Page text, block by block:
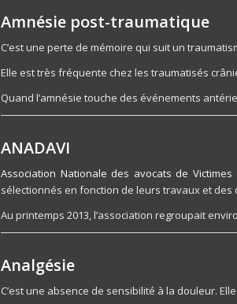
Amnésie post-traumatique
C’est une perte de mémoire qui suit un
Elle est très fréquente chez les traumatisés
Quand l’amnésie touche des événements
ANADAVI
Association Nationale des avocats de Victimes
sélectionnés en fonction de leurs travaux et des
Au printemps 2013, l’association regroupait
Analgésie
C’est une absence de sensibilité à la douleur.